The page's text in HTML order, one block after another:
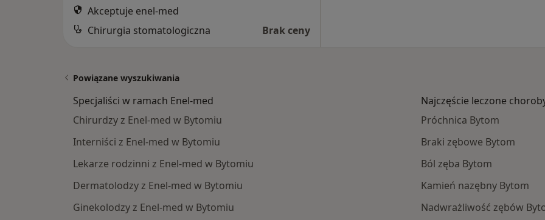
Akceptuje enel-med
Chirurgia stomatologiczna
Brak ceny
Powiązane wyszukiwania
Specjaliści w ramach Enel-med
Chirurdzy z Enel-med w Bytomiu
Interniści z Enel-med w Bytomiu
Lekarze rodzinni z Enel-med w Bytomiu
Dermatolodzy z Enel-med w Bytomiu
Ginekolodzy z Enel-med w Bytomiu
Najczęście leczone
Próchnica Bytom
Braki zębowe Bytom
Ból zęba Bytom
Kamień nazębny Bytom
Nadwrażliwość zębów